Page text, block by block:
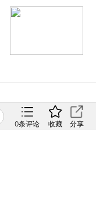
0条评论 收藏 分享